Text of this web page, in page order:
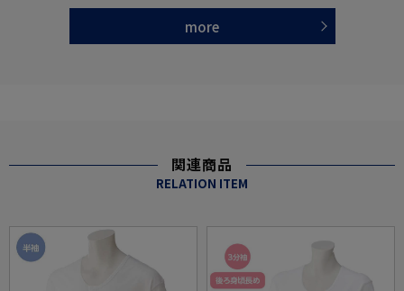
more
関連商品
RELATION ITEM